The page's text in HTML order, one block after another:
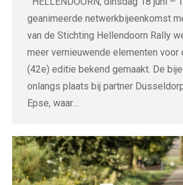
geanimeerde netwerkbijeenkomst
van de Stichting Hellendoorn Rally
meer vernieuwende elementen voor
(42e) editie bekend gemaakt. De
onlangs plaats bij partner
Epse, waar…